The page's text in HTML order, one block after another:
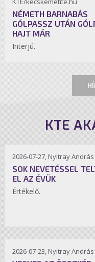
NÉMETH BARNABÁS
GÓLPASSZ UTÁN
HAJT MÁR
Interjú.
KTE
2026-07-27, Nyitray András
SOK NEVETÉSSEL
EL AZ ÉVÜK
Értékelő.
2026-07-23, Nyitray András